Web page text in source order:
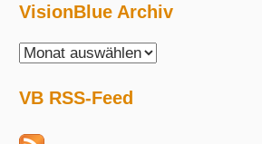
VisionBlue Archiv
VisionBlue
VB RSS-Feed